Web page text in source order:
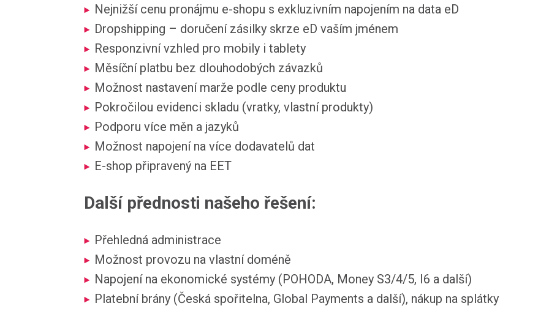
Nejnižší cenu pronájmu e-shopu s exkluzivním napojením na data eD
Dropshipping – doručení zásilky skrze eD vaším jménem
Responzivní vzhled pro mobily i tablety
Měsíční platbu bez dlouhodobých závazků
Možnost nastavení marže podle ceny produktu
Pokročilou evidenci skladu (vratky, vlastní produkty)
Podporu více měn a jazyků
Možnost napojení na více dodavatelů dat
E-shop připravený na EET
Další přednosti našeho řešení:
Přehledná administrace
Možnost provozu na vlastní doméně
Napojení na ekonomické systémy (POHODA, Money S3/4/5, I6 a další)
Platební brány (Česká spořitelna, Global Payments a další), nákup na splátky